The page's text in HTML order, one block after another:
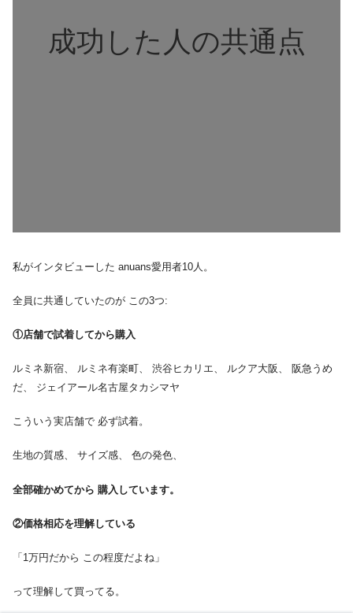
成功した人の共通点
私がインタビューした anuans愛用者10人。
全員に共通していたのが この3つ:
①店舗で試着してから購入
ルミネ新宿、 ルミネ有楽町、 渋谷ヒカリエ、 ルクア大阪、 阪急うめ
だ、 ジェイアール名古屋タカシマヤ
こういう実店舗で 必ず試着。
生地の質感、 サイズ感、 色の発色、
全部確かめてから 購入しています。
②価格相応を理解している
「1万円だから この程度だよね」
って理解して買ってる。